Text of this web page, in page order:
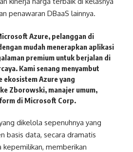
penawaran DBaaS lainnya.
Azure, pelanggan di
mudah menerapkan aplikasi
premium untuk berjalan di
Kami senang menyambut
ekosistem Azure yang
Zborowski, manajer umum,
di Microsoft Corp.
dikelola sepenuhnya yang
basis data, secara dramatis
memberikan